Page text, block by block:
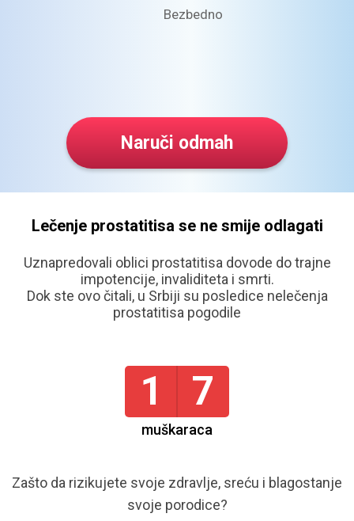
Bezbedno
Naruči odmah
Lečenje prostatitisa se ne smije odlagati
Uznapredovali oblici prostatitisa dovode do trajne
impotencije, invaliditeta i smrti.
Dok ste ovo čitali, u Srbiji su posledice nelečenja
prostatitisa pogodile
1 7
muškaraca
Zašto da rizikujete svoje zdravlje, sreću i blagostanje
svoje porodice?